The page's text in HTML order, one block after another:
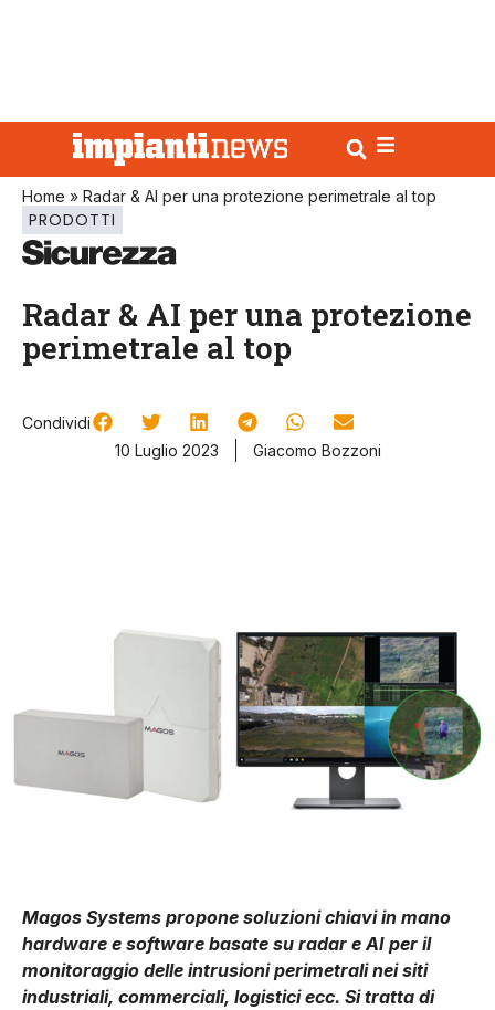
Home » Radar & AI per una protezione perimetrale al top
PRODOTTI
Radar & AI per una protezione
perimetrale al top
Condividi
10 Luglio 2023
Giacomo Bozzoni
Magos Systems propone soluzioni chiavi in mano
hardware e software basate su radar e AI per il
monitoraggio delle intrusioni perimetrali nei siti
industriali, commerciali, logistici ecc. Si tratta di